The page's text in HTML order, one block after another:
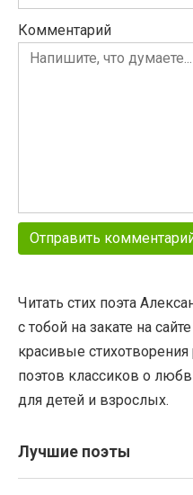
Комментарий
Читать стих поэта
с тобой на закате на
красивые
поэтов классиков о
для детей и взрослых.
Лучшие поэты